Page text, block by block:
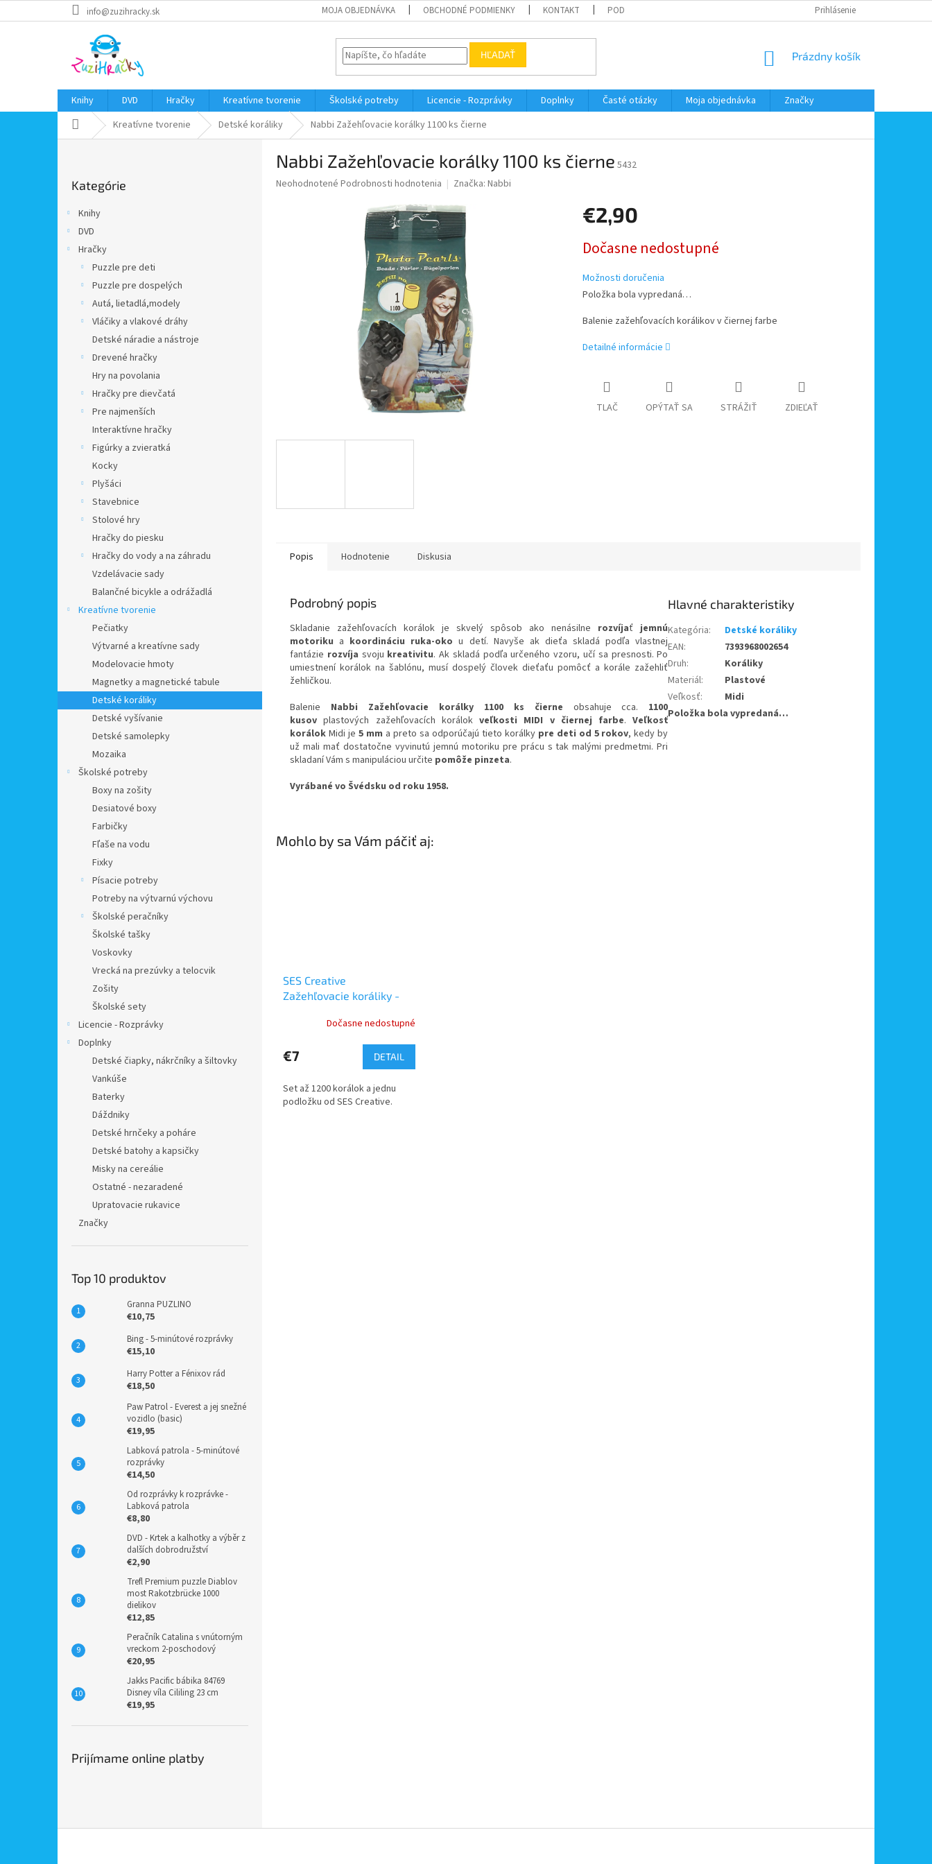
na
info@zuzihracky.sk MOJA OBJEDNÁVKA OBCHODNÉ PODMIENKY KONTAKT PODMIENKY OOÚ ODSTÚPENIE OD ZMLUVY
Prihlásenie
HĽADAŤ
NÁKUPNÝ
Prázdny košík
Knihy DVD Hračky Kreatívne tvorenie Školské potreby Licencie - Rozprávky Doplnky Časté otázky Moja objednávka
Značky
DomovKreatívne tvorenie Detské koráliky Nabbi Zažehľovacie korálky 1100 ks čierne
kategórie
Kategórie
Knihy
DVD
Hračky
Puzzle pre deti
Puzzle pre dospelých
Autá, lietadlá,modely
Vláčiky a vlakové dráhy
Detské náradie a nástroje
Drevené hračky
Hry na povolania
Hračky pre dievčatá
Pre najmenších
Interaktívne hračky
Figúrky a zvieratká
Kocky
Plyšáci
Stavebnice
Stolové hry
Hračky do piesku
Hračky do vody a na záhradu
Vzdelávacie sady
Balančné bicykle a odrážadlá
Kreatívne tvorenie
Pečiatky
Výtvarné a kreatívne sady
Modelovacie hmoty
Magnetky a magnetické tabule
Detské koráliky
Detské vyšívanie
Detské samolepky
Mozaika
Školské potreby
Boxy na zošity
Desiatové boxy
Farbičky
Fľaše na vodu
Fixky
Písacie potreby
Potreby na výtvarnú výchovu
Školské peračníky
Školské tašky
Voskovky
Vrecká na prezúvky a telocvik
Zošity
Školské sety
Licencie - Rozprávky
Doplnky
Detské čiapky, nákrčníky a šiltovky
Vankúše
Baterky
Dáždniky
Detské hrnčeky a poháre
Detské batohy a kapsičky
Misky na cereálie
Ostatné - nezaradené
Upratovacie rukavice
Značky
Top 10 produktov
Granna PUZLINO
€10,75
Bing - 5-minútové rozprávky
€15,10
Harry Potter a Fénixov rád
€18,50
Paw Patrol - Everest a jej snežné
vozidlo (basic)
€19,95
Labková patrola - 5-minútové
rozprávky
€14,50
Od rozprávky k rozprávke -
Labková patrola
€8,80
DVD - Krtek a kalhotky a výběr z
dalších dobrodružství
€2,90
Trefl Premium puzzle Diablov
most Rakotzbrücke 1000
dielikov
€12,85
Peračník Catalina s vnútorným
vreckom 2-poschodový
€20,95
Jakks Pacific bábika 84769
Disney víla Cililing 23 cm
€19,95
Prijímame online platby
Nabbi Zažehľovacie korálky 1100 ks čierne 5432
Priemerné
Neohodnotené Podrobnosti hodnotenia Značka: Nabbi
€2,90
cena:
Dočasne nedostupné
Možnosti doručenia
Položka bola vypredaná…
Balenie zažehľovacích korálikov v čiernej farbe
Detailné informácie
TLAČ OPÝTAŤ SA STRÁŽIŤ ZDIEĽAŤ
Popis Hodnotenie Diskusia
Podrobný popis
Skladanie zažehľovacích korálok je skvelý spôsob ako nenásilne rozvíjať jemnú
motoriku a koordináciu ruka-oko u detí. Navyše ak dieťa skladá podľa vlastnej
fantázie rozvíja svoju kreativitu. Ak skladá podľa určeného vzoru, učí sa presnosti. Po
umiestnení korálok na šablónu, musí dospelý človek dieťaťu pomôcť a korále zažehliť
žehličkou.
Balenie Nabbi Zažehľovacie korálky 1100 ks čierne obsahuje cca. 1100
kusov plastových zažehľovacích korálok veľkosti MIDI včiernej farbe. Veľkosť
korálok Midi je 5 mm a preto sa odporúčajú tieto korálky pre deti od 5 rokov, kedy by
už mali mať dostatočne vyvinutú jemnú motoriku pre prácu s tak malými predmetmi. Pri
skladaní Vám s manipuláciou určite pomôže pinzeta.
Vyrábané vo Švédsku od roku 1958.
Kategória:
Detské koráliky
EAN:
7393968002654
Druh:
Koráliky
Materiál:
Plastové
Veľkosť:
Midi
Položka bola vypredaná…
Mohlo by sa Vám páčiť aj:
SES Creative
Zažehľovacie koráliky -
Dočasne nedostupné
€7 DETAIL
Set až 1200 korálok a jednu
podložku od SES Creative.